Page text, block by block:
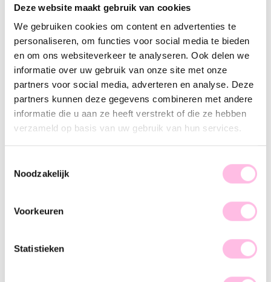
Deze website maakt gebruik van cookies
We gebruiken cookies om content en advertenties te
personaliseren, om functies voor social media te bieden
en om ons websiteverkeer te analyseren. Ook delen we
informatie over uw gebruik van onze site met onze
partners voor social media, adverteren en analyse. Deze
partners kunnen deze gegevens combineren met andere
informatie die u aan ze heeft verstrekt of die ze hebben
verzameld op basis van uw gebruik van hun services.
Noodzakelijk
Voorkeuren
Statistieken
Nude
•⁠ ⁠Free shipping from €35,-
•⁠ Please note: shipping from €1.95
•⁠ ⁠Handmade product
•⁠ ⁠Premium stainless steel
Description Features SKU
Get into the happy mood with our beaded necklaces. Wear
this handmade necklace to the city, a party or to the terrace
necklace with our steel necklaces for a beautiful total